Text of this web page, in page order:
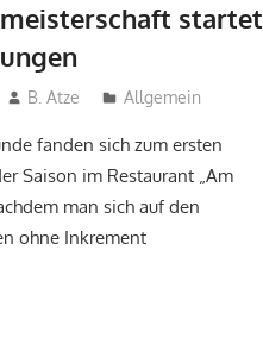
startet
B. Atze Allgemein
fanden sich zum ersten
Saison im Restaurant „Am
man sich auf den
ohne Inkrement